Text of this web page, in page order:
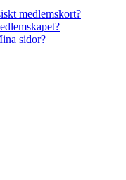
medlemskort?
sidor?